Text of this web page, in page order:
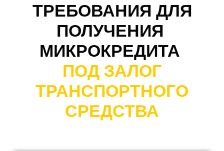
ТРЕБОВАНИЯ ДЛЯ
ПОЛУЧЕНИЯ
МИКРОКРЕДИТА
ПОД ЗАЛОГ
ТРАНСПОРТНОГО
СРЕДСТВА